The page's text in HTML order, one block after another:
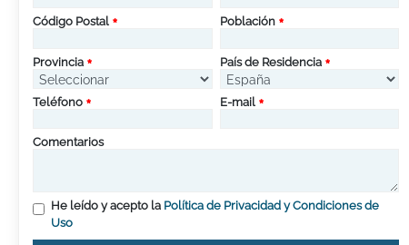
Código Postal Población
Provincia País de Residencia
Teléfono E-mail
Comentarios
He leído y acepto la Política de Privacidad y Condiciones de
Uso